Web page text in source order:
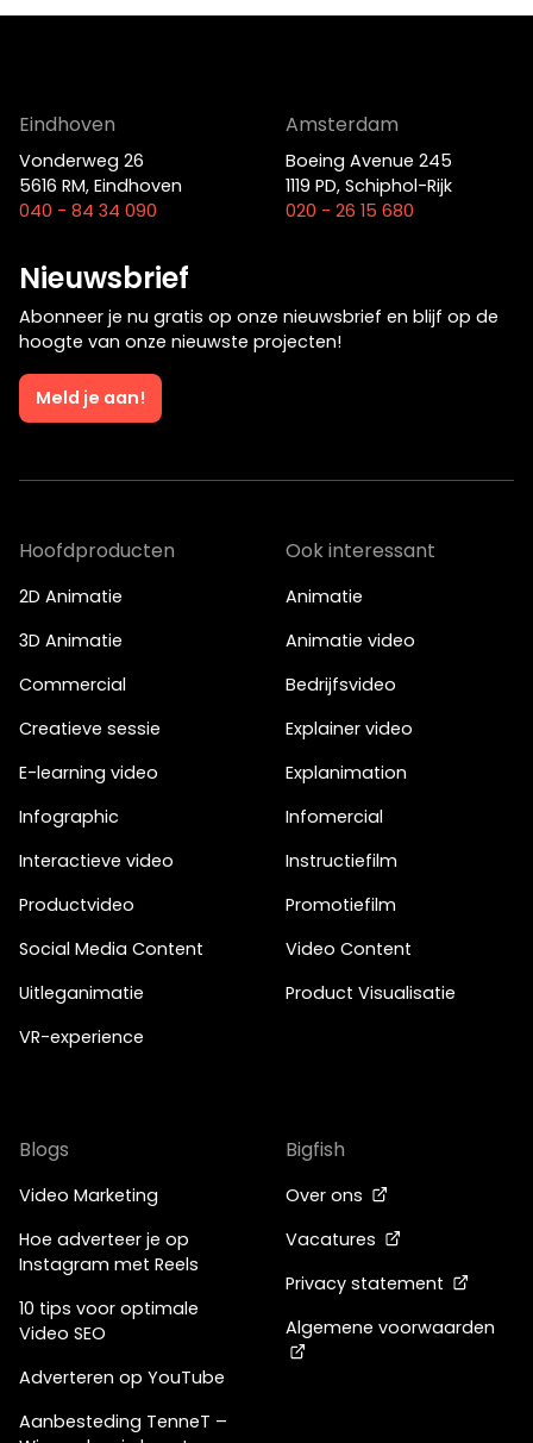
Eindhoven
Vonderweg 26
5616 RM, Eindhoven
040 - 84 34 090
Amsterdam
Boeing Avenue 245
1119 PD, Schiphol-Rijk
020 - 26 15 680
Nieuwsbrief
Abonneer je nu gratis op onze nieuwsbrief en blijf op de
hoogte van onze nieuwste projecten!
Meld je aan!
Hoofdproducten
2D Animatie
3D Animatie
Commercial
Creatieve sessie
E-learning video
Infographic
Interactieve video
Productvideo
Social Media Content
Uitleganimatie
VR-experience
Ook interessant
Animatie
Animatie video
Bedrijfsvideo
Explainer video
Explanimation
Infomercial
Instructiefilm
Promotiefilm
Video Content
Product Visualisatie
Blogs
Video Marketing
Hoe adverteer je op
Instagram met Reels
10 tips voor optimale
Video SEO
Adverteren op YouTube
Aanbesteding TenneT –
Bigfish
Over ons
Vacatures
Privacy statement
Algemene voorwaarden